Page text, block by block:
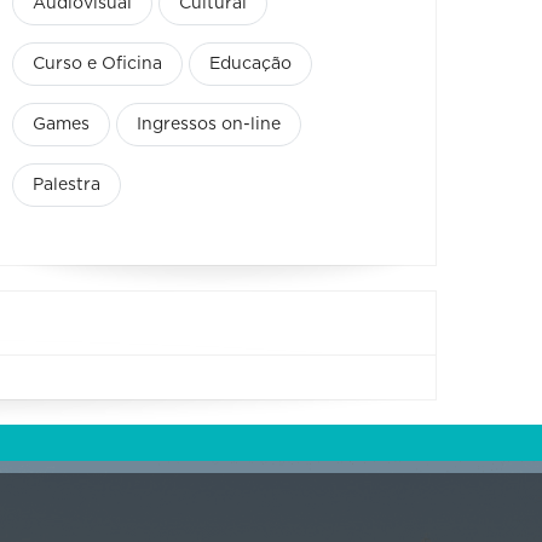
Audiovisual Cultural
Curso e Oficina Educação
Games Ingressos on-line
Palestra